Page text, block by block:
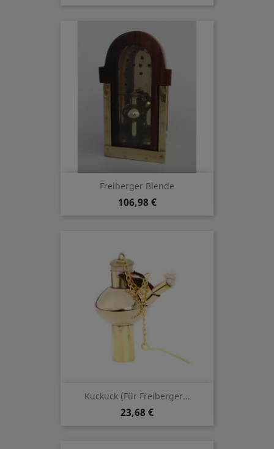
Freiberger Blende
106,98 €
Kuckuck (für Freiberger...
23,68 €